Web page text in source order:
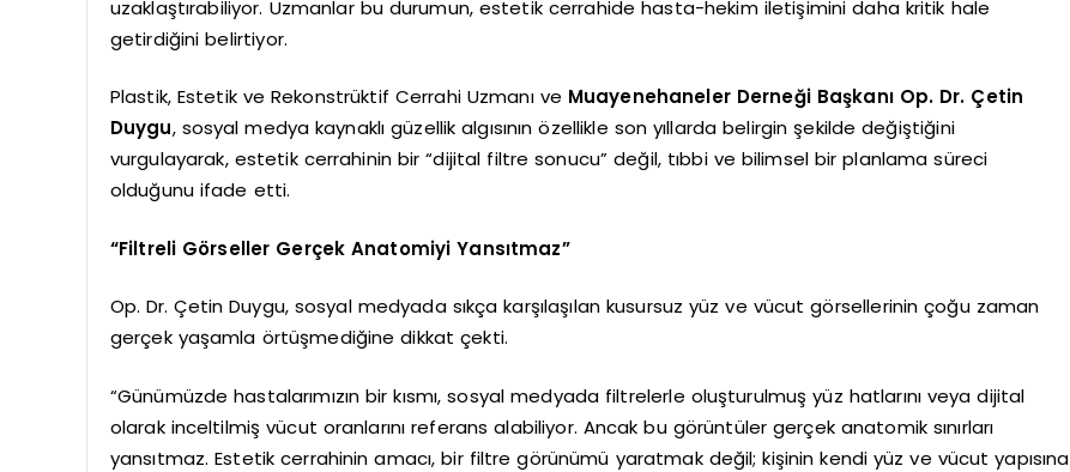
uzaklaştırabiliyor. Uzmanlar bu durumun, estetik cerrahide hasta-hekim iletişimini daha kritik hale
getirdiğini belirtiyor.
Plastik, Estetik ve Rekonstrüktif Cerrahi Uzmanı ve Muayenehaneler Derneği Başkanı Op. Dr. Çetin
Duygu, sosyal medya kaynaklı güzellik algısının özellikle son yıllarda belirgin şekilde değiştiğini
vurgulayarak, estetik cerrahinin bir “dijital filtre sonucu” değil, tıbbi ve bilimsel bir planlama süreci
olduğunu ifade etti.
“Filtreli Görseller Gerçek Anatomiyi Yansıtmaz”
Op. Dr. Çetin Duygu, sosyal medyada sıkça karşılaşılan kusursuz yüz ve vücut görsellerinin çoğu zaman
gerçek yaşamla örtüşmediğine dikkat çekti.
“Günümüzde hastalarımızın bir kısmı, sosyal medyada filtrelerle oluşturulmuş yüz hatlarını veya dijital
olarak inceltilmiş vücut oranlarını referans alabiliyor. Ancak bu görüntüler gerçek anatomik sınırları
yansıtmaz. Estetik cerrahinin amacı, bir filtre görünümü yaratmak değil; kişinin kendi yüz ve vücut yapısına